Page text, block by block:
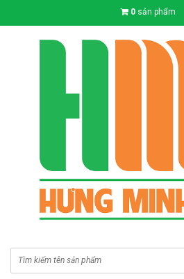
0 sản phẩm